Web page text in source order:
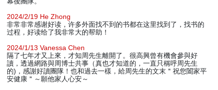
2024/2/19 He Zhong
非常非常感谢好读，许多外面找不到的书都在这里找到了，找书的
过程，好读给了我非常大的帮助！
2024/1/13 Vanessa Chen
隔了七年才又上來，才知周先生離開了。很高興曾有機會參與好
讀，透過網路與周博士共事（真也才知道的，一直只稱呼周先生
的)，感謝好讀團隊！也和過去一樣，給周先生的文末＂祝您闔家平
安健康＂～願他家人心安～